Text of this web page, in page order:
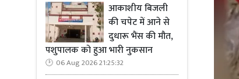
आकाशीय बिजली
की चपेट में आने से
दुधारू भैंस की मौत,
पशुपालक को हुआ भारी नुकसान
06 Aug 2026 21:25:32